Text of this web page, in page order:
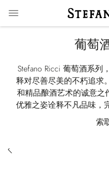
葡萄
Stefano Ricci 葡萄酒系列
释对尽善尽美的不朽追求
和精品酿酒艺术的诚意
优雅之姿诠释不凡品味，
索